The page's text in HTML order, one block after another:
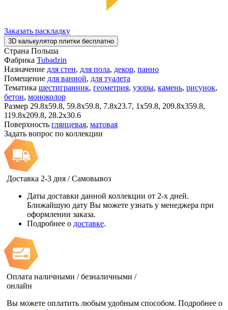
Заказать раскладку
3D калькулятор плитки бесплатно
Страна Польша
Фабрика Tubadzin
Назначение для стен, для пола, декор, панно
Помещение для ванной, для туалета
Тематика шестигранник, геометрия, узоры, камень, рисунок,
бетон, моноколор
Размер 29.8x59.8, 59.8x59.8, 7.8x23.7, 1x59.8, 209.8x359.8,
119.8x209.8, 28.2x30.6
Поверхность глянцевая, матовая
Задать вопрос по коллекции
Доставка 2-3 дня / Самовывоз
Даты доставки данной коллекции от 2-х дней.
Ближайшую дату Вы можете узнать у менеджера при
оформлении заказа.
Подробнее о доставке.
Оплата наличными / безналичными /
онлайн
Вы можете оплатить любым удобным способом. Подробнее о